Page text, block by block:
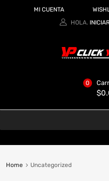
MI CUENTA
HOLA.
$
0
Home Uncategorized